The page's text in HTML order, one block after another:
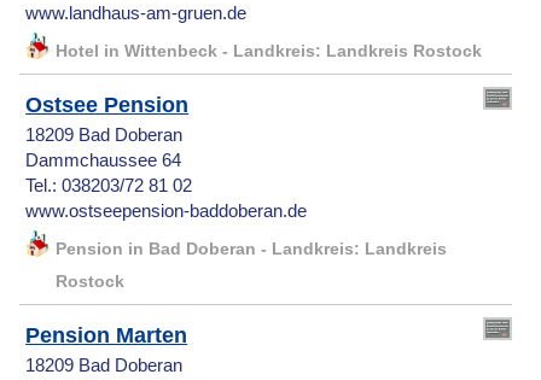
www.landhaus-am-gruen.de
Hotel in Wittenbeck - Landkreis: Landkreis Rostock
Ostsee Pension
18209 Bad Doberan
Dammchaussee 64
Tel.: 038203/72 81 02
www.ostseepension-baddoberan.de
Pension in Bad Doberan - Landkreis: Landkreis
Rostock
Pension Marten
18209 Bad Doberan